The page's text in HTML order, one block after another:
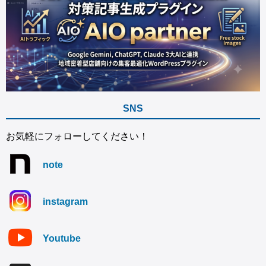
SNS
お気軽にフォローしてください！
note
instagram
Youtube